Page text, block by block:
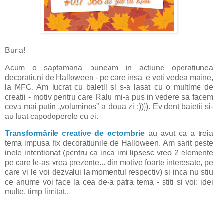
Buna!
Acum o saptamana puneam in actiune operatiunea
decoratiuni de Halloween - pe care insa le veti vedea maine,
la MFC. Am lucrat cu baietii si s-a lasat cu o multime de
creatii - motiv pentru care Ralu mi-a pus in vedere sa facem
ceva mai putin „voluminos” a doua zi :)))). Evident baietii si-
au luat capodoperele cu ei.
Transformările creative de octombrie au avut ca a treia
tema impusa fix decoratiunile de Halloween. Am sarit peste
inele intentionat (pentru ca inca imi lipsesc vreo 2 elemente
pe care le-as vrea prezente... din motive foarte interesate, pe
care vi le voi dezvalui la momentul respectiv) si inca nu stiu
ce anume voi face la cea de-a patra tema - stiti si voi: idei
multe, timp limitat..